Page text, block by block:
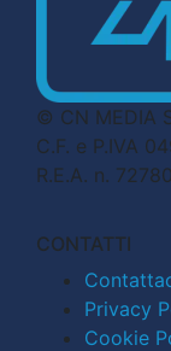
© CN MEDIA
C.F. e P.IVA
R.E.A. n.
CONTATTI
Privacy
Cookie